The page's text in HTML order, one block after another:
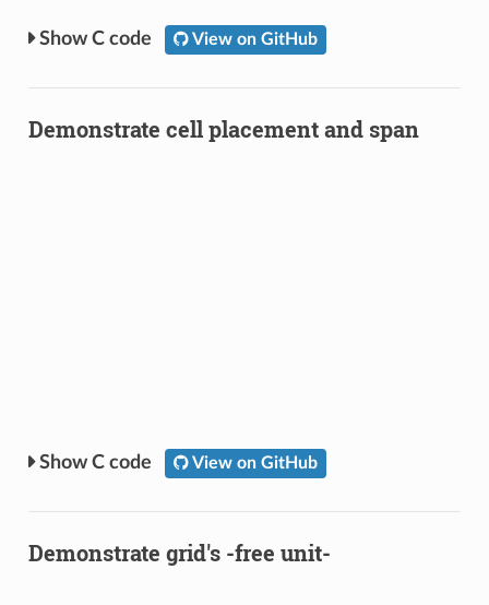
C code View on GitHub
Demonstrate cell placement and span
C code View on GitHub
Demonstrate grid's -free unit-